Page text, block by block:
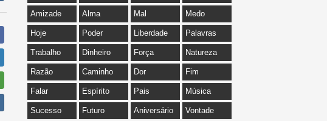
Amizade Alma Mal Medo
Hoje Poder Liberdade Palavras
Trabalho Dinheiro Força Natureza
Razão Caminho Dor Fim
Falar Espírito Pais Música
Sucesso Futuro Aniversário Vontade